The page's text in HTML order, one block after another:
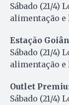
Sábado (21/4)
alimentação e
Estação
Sábado (21/4)
alimentação e
Outlet
Sábado (21/4)